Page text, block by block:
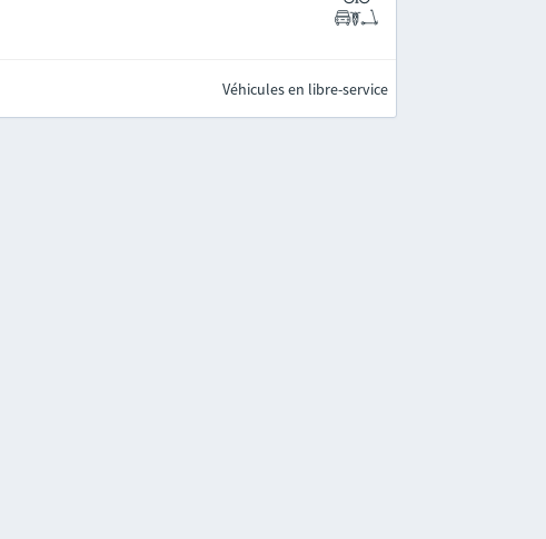
Véhicules en libre-service